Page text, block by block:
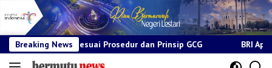
Breaking News
Sesuai Prosedur dan Prinsip GCG BRI Apresiasi